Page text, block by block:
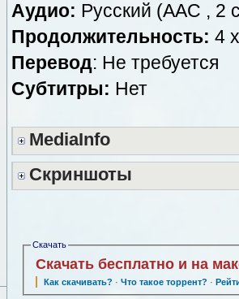
Аудио: Русский (AAC , 2
Продолжительность: 4
Перевод: Не требуется
Субтитры: Нет
MediaInfo
Скриншоты
Скачать
Скачать бесплатно и на
Как скачивать? · Что такое торрент? ·